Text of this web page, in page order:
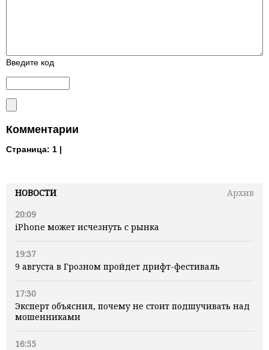
НОВОСТИ
Архив
20:09
iPhone может исчезнуть с рынка
19:37
9 августа в Грозном пройдет дрифт-фестиваль
17:30
Эксперт объяснил, почему не стоит подшучивать над
мошенниками
16:55
Введите код
Комментарии
Страница: 1 |